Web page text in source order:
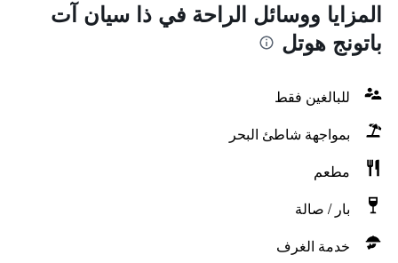
المزايا ووسائل الراحة في ذا سيان آت
باتونج هوتل
للبالغين فقط
بمواجهة شاطئ البحر
مطعم
بار / صالة
خدمة الغرف